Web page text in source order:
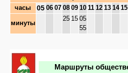
часы
05 06 07 08 09 10 11 12 13 14 15
минуты
25 15 05
55
Маршруты